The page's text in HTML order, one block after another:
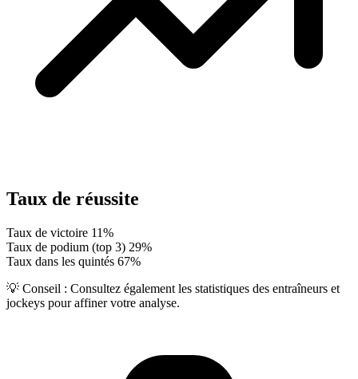
Taux de réussite
Taux de victoire 11%
Taux de podium (top 3) 29%
Taux dans les quintés 67%
💡 Conseil : Consultez également les statistiques des entraîneurs et
jockeys pour affiner votre analyse.